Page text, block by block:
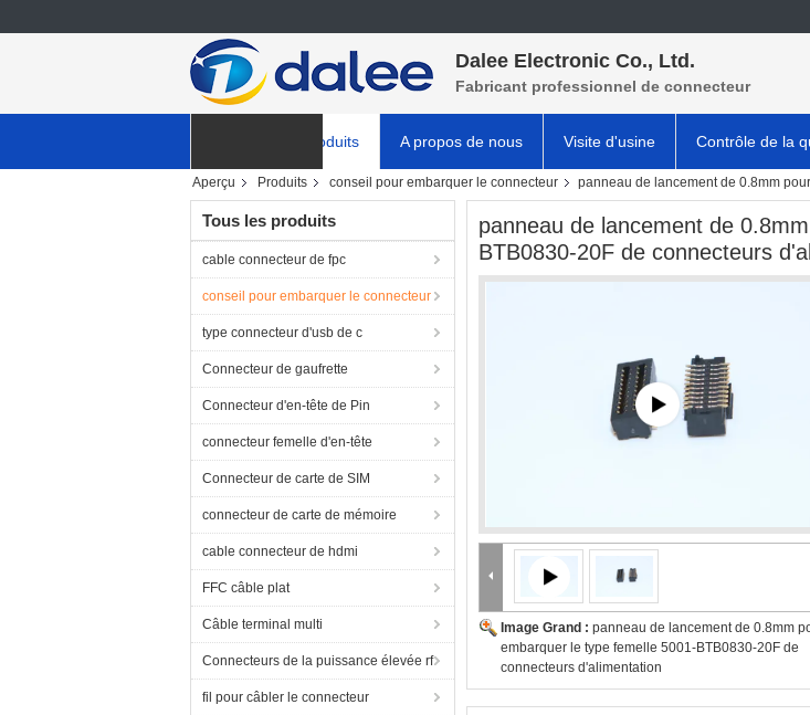
Dalee Electronic Co., Ltd.
Fabricant professionnel de connecteur
Produits A propos de nous Visite d'usine Contrôle de la
NOUVELLES
Aperçu Produits conseil pour embarquer le connecteur panneau de lancement de 0.8mm
Tous les produits
cable connecteur de fpc
conseil pour embarquer le connecteur
type connecteur d'usb de c
Connecteur de gaufrette
Connecteur d'en-tête de Pin
connecteur femelle d'en-tête
Connecteur de carte de SIM
connecteur de carte de mémoire
cable connecteur de hdmi
FFC câble plat
Câble terminal multi
Connecteurs de la puissance élevée rf
fil pour câbler le connecteur
panneau de lancement de
BTB0830-20F de connecteurs
Image Grand : panneau de lancement de 0.8mm
embarquer le type femelle 5001-BTB0830-20F de
connecteurs d'alimentation